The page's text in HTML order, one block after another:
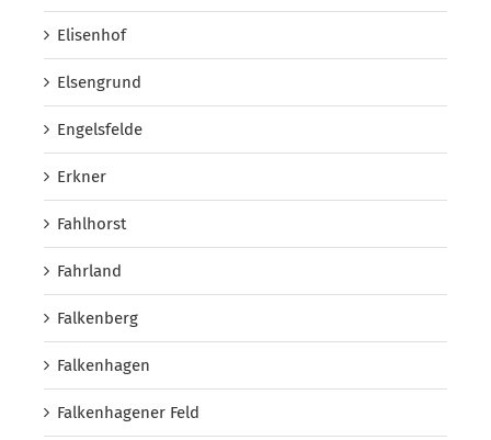
Elisenhof
Elsengrund
Engelsfelde
Erkner
Fahlhorst
Fahrland
Falkenberg
Falkenhagen
Falkenhagener Feld